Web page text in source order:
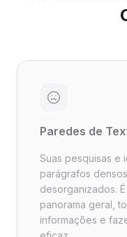
Paredes de
Suas pesquisas e
parágrafos
desorganizados.
panorama geral,
informações e